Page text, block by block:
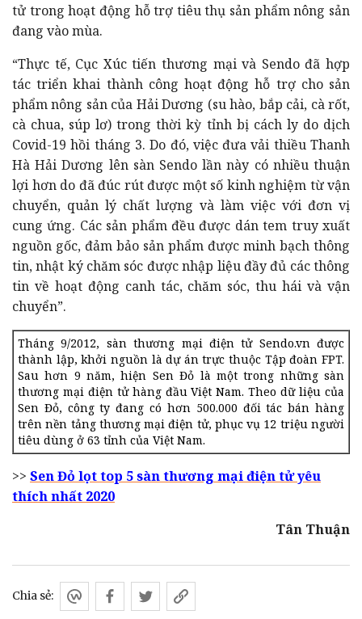
tử trong hoạt động hỗ trợ tiêu thụ sản phẩm nông sản
đang vào mùa.
“Thực tế, Cục Xúc tiến thương mại và Sendo đã hợp
tác triển khai thành công hoạt động hỗ trợ cho sản
phẩm nông sản của Hải Dương (su hào, bắp cải, cà rốt,
cà chua, súp lơ) trong thời kỳ tỉnh bị cách ly do dịch
Covid-19 hồi tháng 3. Do đó, việc đưa vải thiều Thanh
Hà Hải Dương lên sàn Sendo lần này có nhiều thuận
lợi hơn do đã đúc rút được một số kinh nghiệm từ vận
chuyển, quản lý chất lượng và làm việc với đơn vị
cung ứng. Các sản phẩm đều được dán tem truy xuất
nguồn gốc, đảm bảo sản phẩm được minh bạch thông
tin, nhật ký chăm sóc được nhập liệu đầy đủ các thông
tin về hoạt động canh tác, chăm sóc, thu hái và vận
chuyển”.
Tháng 9/2012, sàn thương mại điện tử Sendo.vn được
thành lập, khởi nguồn là dự án trực thuộc Tập đoàn FPT.
Sau hơn 9 năm, hiện Sen Đỏ là một trong những sàn
thương mại điện tử hàng đầu Việt Nam. Theo dữ liệu của
Sen Đỏ, công ty đang có hơn 500.000 đối tác bán hàng
trên nền tảng thương mại điện tử, phục vụ 12 triệu người
tiêu dùng ở 63 tỉnh của Việt Nam.
>> Sen Đỏ lọt top 5 sàn thương mại điện tử yêu
thích nhất 2020
Tân Thuận
Chia sẻ: